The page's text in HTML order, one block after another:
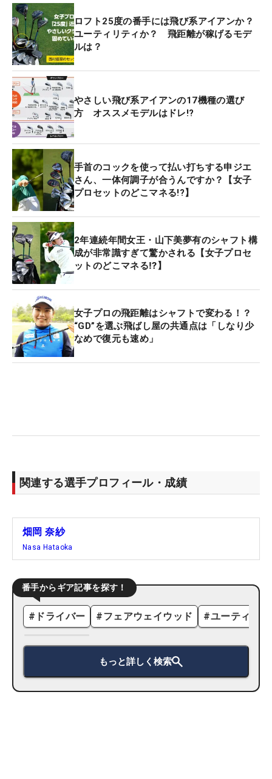
ロフト25度の番手には飛び系アイアンか？
ユーティリティか？ 飛距離が稼げるモデ
ルは？
やさしい飛び系アイアンの17機種の選び
方 オススメモデルはドレ!?
手首のコックを使って払い打ちする申ジエ
さん、一体何調子が合うんですか？【女子
プロセットのどこマネる!?】
2年連続年間女王・山下美夢有のシャフト構
成が非常識すぎて驚かされる【女子プロセ
ットのどこマネる⁉】
女子プロの飛距離はシャフトで変わる！？
“GD”を選ぶ飛ばし屋の共通点は「しなり少
なめで復元も速め」
関連する選手プロフィール・成績
畑岡 奈紗
Nasa Hataoka
番手からギア記事を探す！
# ドライバー #フェアウェイウッド #ユーティリ
もっと詳しく検索